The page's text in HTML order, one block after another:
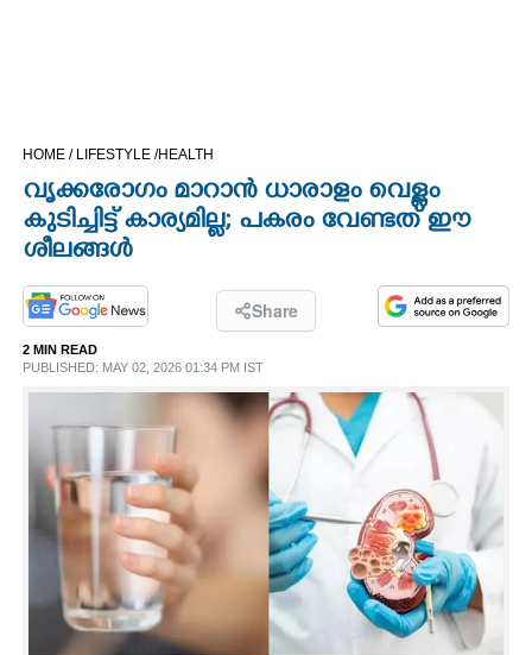
OPINION
PHOTOS
LIFESTYLE
INFO+
ASTRO
HOME / LIFESTYLE /HEALTH
വൃക്കരോഗം മാറാൻ ധാരാളം വെള്ളം
കുടിച്ചിട്ട് കാര്യമില്ല; പകരം വേണ്ടത് ഈ
ശീലങ്ങൾ
Share
2 MIN READ
PUBLISHED: MAY 02, 2026 01:34 PM IST